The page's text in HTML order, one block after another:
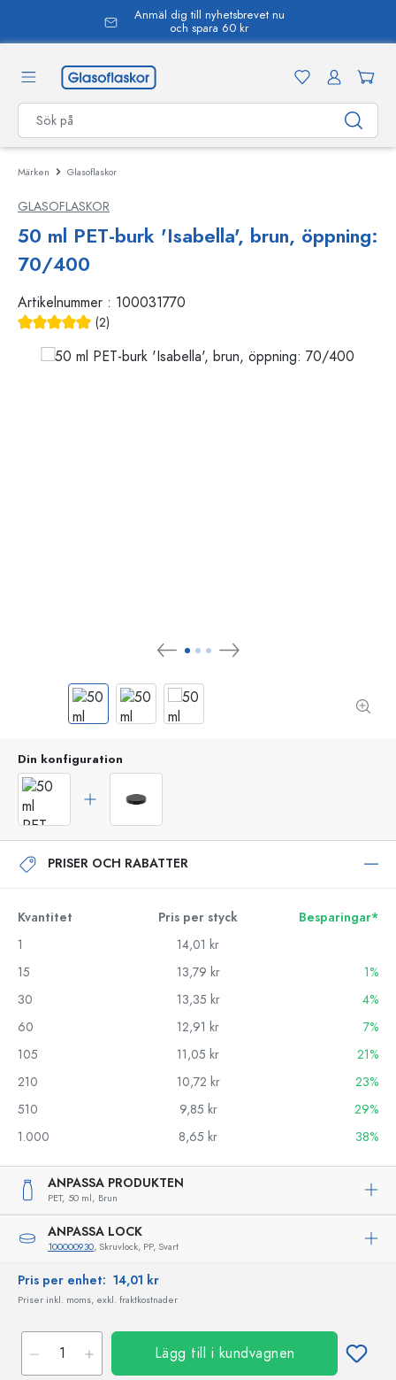
Anmäl dig till nyhetsbrevet nu
och spara 60 kr
Märken Glasoflaskor
GLASOFLASKOR
50 ml PET-burk 'Isabella', brun, öppning:
70/400
Artikelnummer : 100031770
(2)
Din konfiguration
PRISER OCH RABATTER
Kvantitet Pris per styck
Besparingar*
1
14,01 kr
15
13,79 kr
1%
30
13,35 kr
4%
60
12,91 kr
7%
105
11,05 kr
21%
210
10,72 kr
23%
510
9,85 kr
29%
1.000
8,65 kr 38%
ANPASSA PRODUKTEN
PET, 50 ml, Brun
ANPASSA LOCK
100000930, Skruvlock, PP, Svart
Pris per enhet: 14,01 kr
Priser inkl. moms, exkl. fraktkostnader
Lägg till i kundvagnen